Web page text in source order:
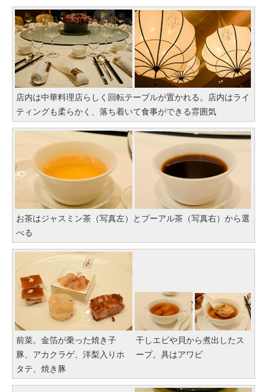
店内は中華料理店らしく回転テーブルが置かれる。店内はライ
ティングも柔らかく、落ち着いて食事ができる雰囲気
お茶はジャスミン茶（写真左）とプーアル茶（写真右）から選
べる
前菜。金箔が乗った焼き子
豚、アカクラゲ、洋梨入りホ
タテ、焼き豚
干しエビや貝から煮出したス
ープ。具はアワビ